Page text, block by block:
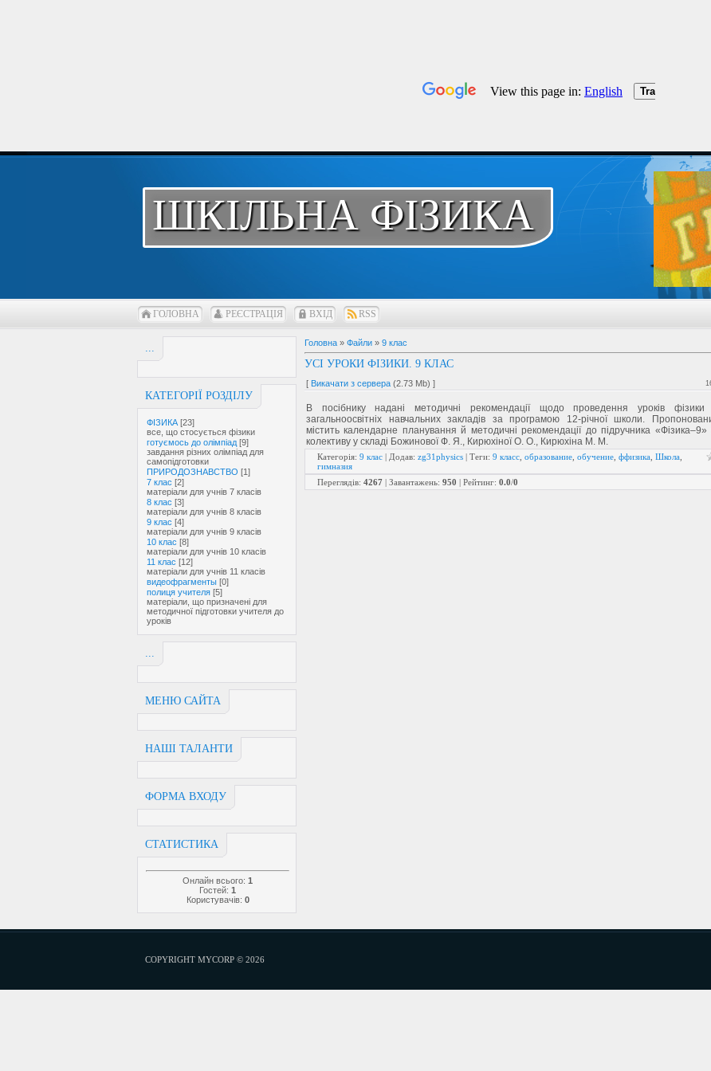
ШКІЛЬНА ФІЗИКА
ГОЛОВНА РЕЄСТРАЦІЯ ВХІД RSS
...
КАТЕГОРІЇ РОЗДІЛУ
ФІЗИКА [23]
все, що стосується фізики
готуємось до олімпіад [9]
завдання різних олімпіад для
самопідготовки
ПРИРОДОЗНАВСТВО [1]
7 клас [2]
матеріали для учнів 7 класів
8 клас [3]
матеріали для учнів 8 класів
9 клас [4]
матеріали для учнів 9 класів
10 клас [8]
матеріали для учнів 10 класів
11 клас [12]
матеріали для учнів 11 класів
видеофрагменты [0]
полиця учителя [5]
матеріали, що призначені для
методичної підготовки учителя до
уроків
...
МЕНЮ САЙТА
НАШІ ТАЛАНТИ
ФОРМА ВХОДУ
СТАТИСТИКА
Онлайн всього: 1
Гостей: 1
Користувачів: 0
Головна » Файли » 9 клас
УСІ УРОКИ ФІЗИКИ. 9 КЛАС
[ Викачати з сервера (2.73 Mb) ]
В посібнику надані методичні рекомендації щодо проведення уроків
загальноосвітніх навчальних закладів за програмою 12-річної школи.
містить календарне планування й методичні рекомендації до підручника «Фізика–9»
колективу у складі Божинової Ф. Я., Кирюхіної О. О., Кирюхіна М. М.
Категорія: 9 клас | Додав: zg31physics | Теги: 9 класс образование обучение ффизика Школа
гимназия
Переглядів: 4267 | Завантажень: 950 | Рейтинг: 0.0/0
COPYRIGHT MYCORP © 2026